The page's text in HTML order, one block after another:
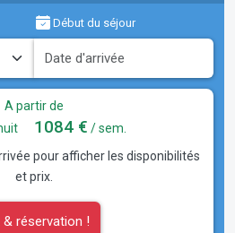
Début du séjour
A partir de
1084 € / sem.
pour afficher les disponibilités
et prix.
& réservation !